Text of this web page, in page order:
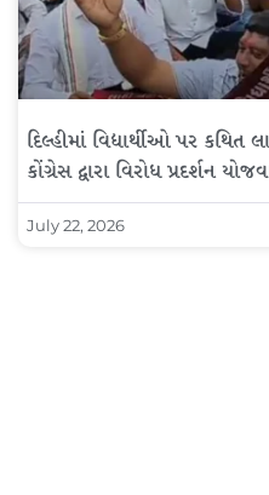
દિલ્હીમાં વિદ્યાર્થીઓ પર કથિત
કોંગ્રેસ દ્વારા વિરોધ પ્રદર્શન
July 22, 2026